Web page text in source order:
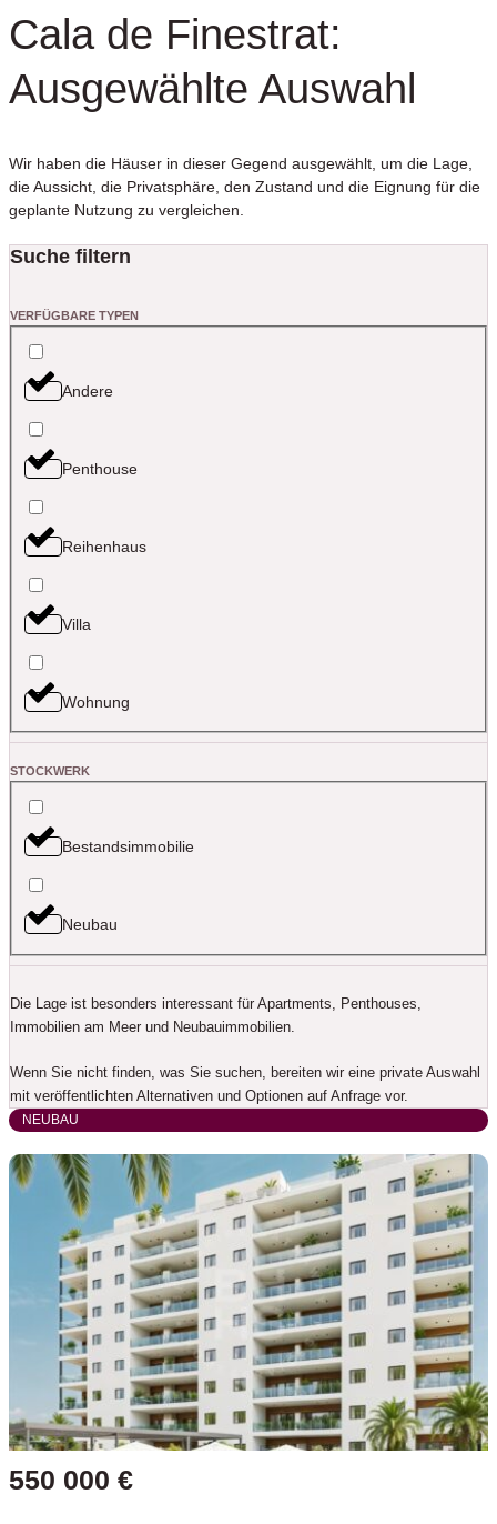
Cala de Finestrat:
Ausgewählte Auswahl
Wir haben die Häuser in dieser Gegend ausgewählt, um die Lage,
die Aussicht, die Privatsphäre, den Zustand und die Eignung für die
geplante Nutzung zu vergleichen.
Suche filtern
VERFÜGBARE TYPEN
Andere
Penthouse
Reihenhaus
Villa
Wohnung
STOCKWERK
Bestandsimmobilie
Neubau
Die Lage ist besonders interessant für Apartments, Penthouses,
Immobilien am Meer und Neubauimmobilien.
Wenn Sie nicht finden, was Sie suchen, bereiten wir eine private Auswahl
mit veröffentlichten Alternativen und Optionen auf Anfrage vor.
NEUBAU
550 000 €